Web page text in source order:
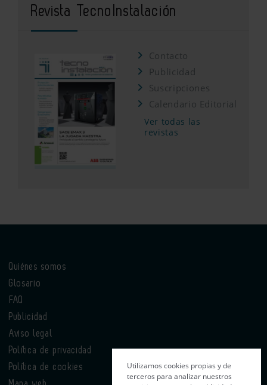
Revista TecnoInstalación
Contacto
Publicidad
Suscripciones
Calendario Editorial
Ver todas las
revistas
Quiénes somos
Glosario
FAQ
Publicidad
Aviso legal
Política de privacidad
Política de cookies
Utilizamos cookies propias y de
terceros para analizar nuestros